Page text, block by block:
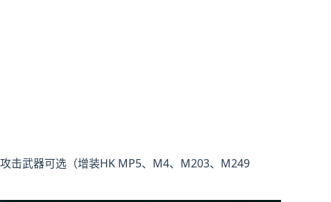
击武器可选（增装HK MP5、M4、M203、M249